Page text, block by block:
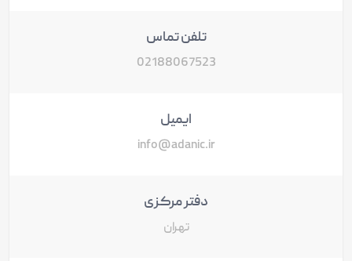
تلفن تماس
02188067523
ایمیل
info@adanic.ir
دفتر مرکزی
تهران